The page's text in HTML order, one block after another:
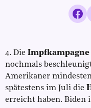
4. Die Impfkampagne
nochmals
Amerikaner
spätestens im Juli die
erreicht haben. Biden